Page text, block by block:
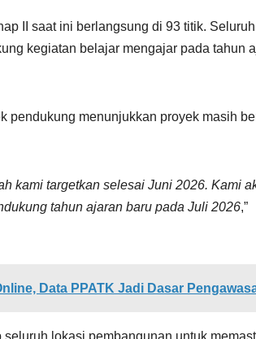
II saat ini berlangsung di 93 titik. Seluruh
kegiatan belajar mengajar pada tahun
pendukung menunjukkan proyek masih
kami targetkan selesai Juni 2026. Kami
tahun ajaran baru pada Juli 2026,”
Data PPATK Jadi Dasar
lokasi pembangunan untuk